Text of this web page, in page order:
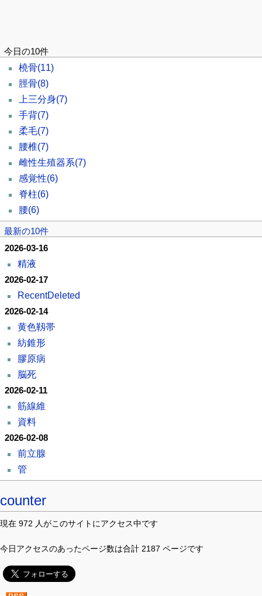
今日の10件
橈骨(11)
脛骨(8)
上三分身(7)
手背(7)
柔毛(7)
腰椎(7)
雌性生殖器系(7)
感覚性(6)
脊柱(6)
腰(6)
最新の10件
2026-03-16
精液
2026-02-17
RecentDeleted
2026-02-14
黄色靱帯
紡錐形
膠原病
脳死
2026-02-11
筋線維
資料
2026-02-08
前立腺
管
counter
現在 972 人がこのサイトにアクセス中です
今日アクセスのあったページ数は合計 2187 ページです